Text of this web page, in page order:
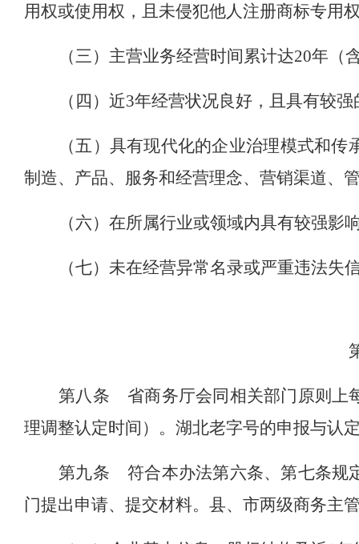
用权或使用权，且未侵犯他人注册商标专用
（三）主营业务经营时间累计达20年（
（四）近3年经营状况良好，且具有较
（五）具有现代化的企业治理模式和
制造、产品、服务和经营理念、营销渠道、
（六）在所属行业或领域内具有较强影
（七）未在经营异常名录或严重违法失
第八条
省商务厅会同相关部门原则上
理调整认定时间）。湖北老字号的申报与认
第九条
符合本办法第六条、第七条规
门提出申请、提交材料。县、市两级商务主